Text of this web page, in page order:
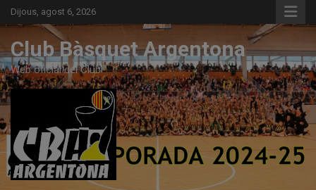
Skip
to
Dijous, agost 6, 2026
Club Bàsquet Argentona
Web oficial del Club